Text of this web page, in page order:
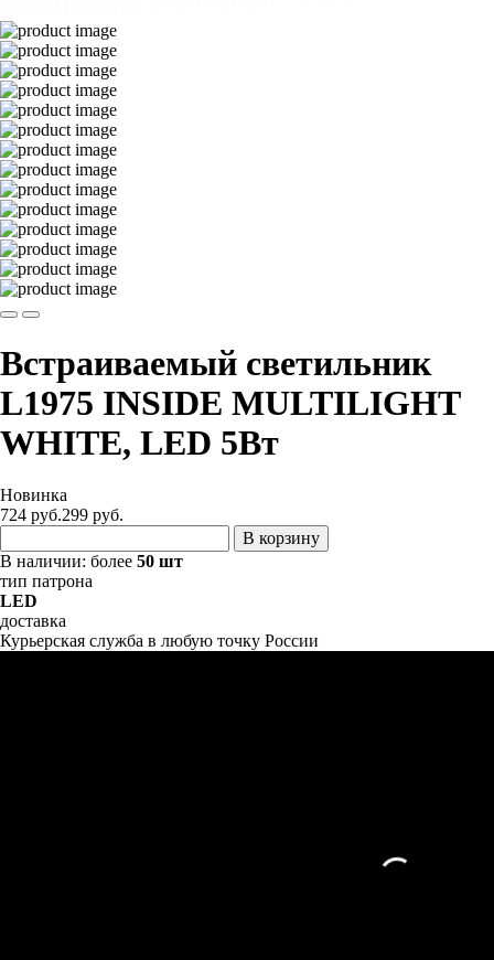
Встраиваемый светильник
L1975 INSIDE MULTILIGHT
WHITE, LED 5Вт
Новинка
724 руб.299 руб.
В корзину
В наличии: более 50 шт
тип патрона
LED
доставка
Курьерская служба в любую точку России